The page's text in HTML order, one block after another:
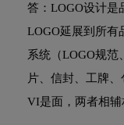
答：LOGO设计是
LOGO延展到所有
系统（LOGO规范
片、信封、工牌
VI是面，两者相辅